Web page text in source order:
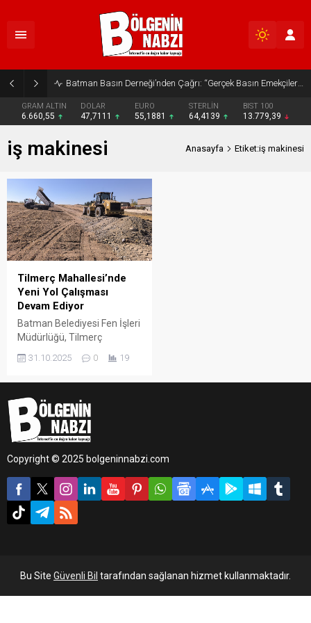
Batman Basın Derneği’nden Çağrı: “Gerçek Basın Emekçileri Desteklenmeli”
GRAM ALTIN
6.660,55
DOLAR
47,7111
EURO
55,1881
STERLİN
64,4139
BIST 100
13.779,39
iş makinesi Anasayfa Etiket:iş makinesi
Tilmerç Mahallesi’nde
Yeni Yol Çalışması
Devam Ediyor
Batman Belediyesi Fen İşleri
Müdürlüğü, Tilmerç
bulunan Yeni Kent
Marangozlar Sitesi civarında
yeni yol açma çalışmalarını
sürdürüyor.
31.10.2025 0 19
Copyright © 2025 bolgeninnabzi.com
Bu Site Güvenli Bil tarafından sağlanan hizmet kullanmaktadır.